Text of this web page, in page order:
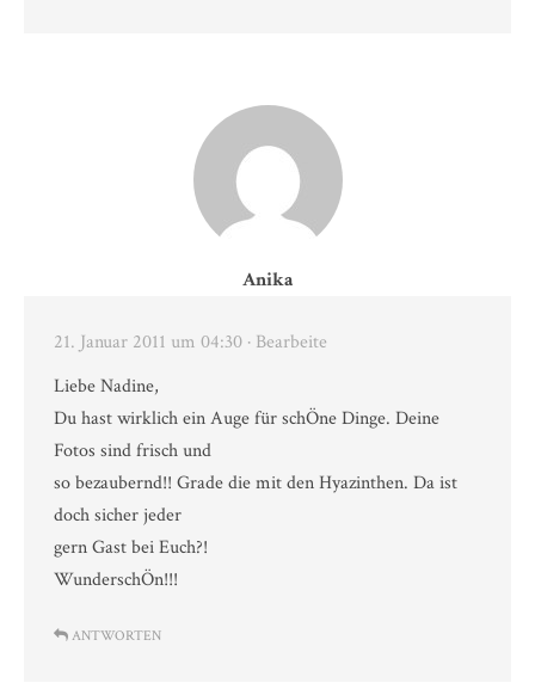
Anika
21. Januar 2011 um 04:30 · Bearbeite
Liebe Nadine,
Du hast wirklich ein Auge für schÖne Dinge. Deine
Fotos sind frisch und
so bezaubernd!! Grade die mit den Hyazinthen. Da ist
doch sicher jeder
gern Gast bei Euch?!
WunderschÖn!!!
ANTWORTEN